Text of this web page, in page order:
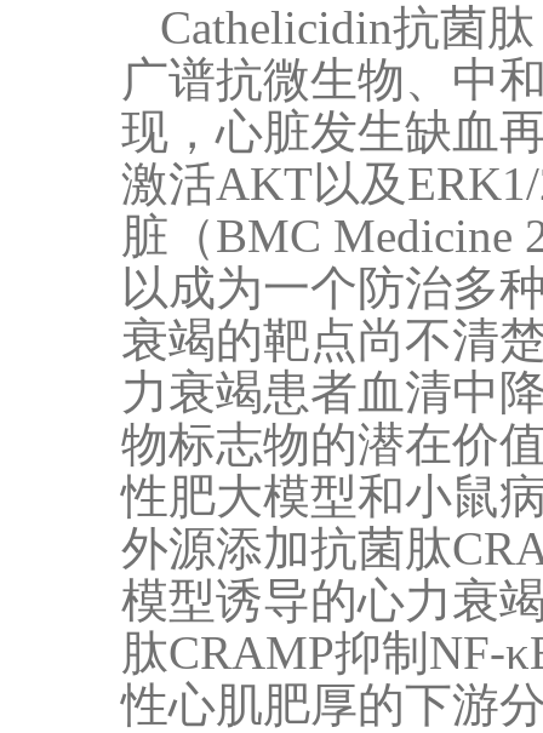
Cathelicidin抗菌
广谱抗微生物、中
现，心脏发生缺血
激活AKT以及
脏（BMC Medicine
以成为一个防治多
衰竭的靶点尚不清
力衰竭患者血清中
物标志物的潜在价
性肥大模型和小鼠
外源添加抗菌肽
模型诱导的心力衰
肽CRAMP抑制 NF-
性心肌肥厚的下游